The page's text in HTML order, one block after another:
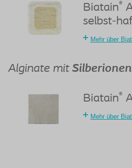
Biatain®
selbst-
Mehr über
Alginate mit Silberionen
Biatain®
Mehr über